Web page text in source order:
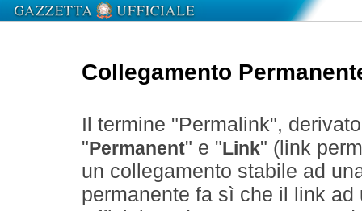
Collegamento
Il termine "Permalink",
" Permanent" e " Link" (link
un collegamento stabile ad
permanente fa sì che il link